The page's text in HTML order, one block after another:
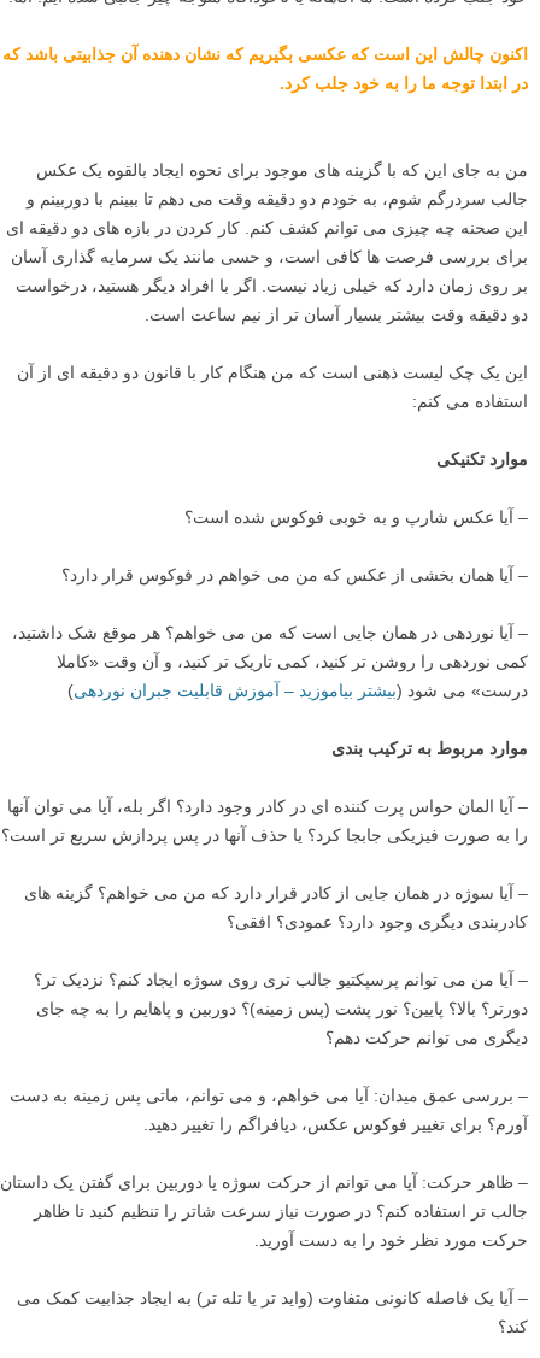
اکنون چالش این است که عکسی بگیریم که نشان دهنده آن جذابیتی باشد که
در ابتدا توجه ما را به خود جلب کرد.
جالب سردرگم شوم، به خودم دو دقیقه وقت می دهم تا ببینم با دوربینم و
برای بررسی فرصت ها کافی است، و حسی مانند یک سرمایه گذاری آسان
دو دقیقه وقت بیشتر بسیار آسان تر از نیم ساعت است.
این یک چک لیست ذهنی است که من هنگام کار با قانون دو دقیقه ای از آن
– آیا عکس شارپ و به خوبی فوکوس شده است؟
– آیا همان بخشی از عکس که من می خواهم در فوکوس قرار دارد؟
کمی نوردهی را روشن تر کنید، کمی تاریک تر کنید، و آن وقت «کاملا
درست» می شود (
بیشتر بیاموزید – آموزش قابلیت جبران نوردهی
– آیا المان حواس پرت کننده ای در کادر وجود دارد؟ اگر بله، آیا می توان آنها
– آیا سوژه در همان جایی از کادر قرار دارد که من می خواهم؟ گزینه های
کادربندی دیگری وجود دارد؟ عمودی؟ افقی؟
– آیا من می توانم پرسپکتیو جالب تری روی سوژه ایجاد کنم؟ نزدیک تر؟
دورتر؟ بالا؟ پایین؟ نور پشت (پس زمینه)؟ دوربین و پاهایم را به چه جای